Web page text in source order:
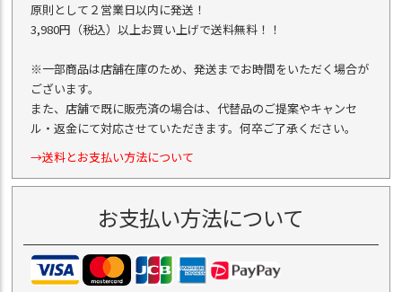
原則として２営業日以内に発送！
3,980円（税込）以上お買い上げで送料無料！！
※一部商品は店舗在庫のため、発送までお時間をいただく場合が
ございます。
また、店舗で既に販売済の場合は、代替品のご提案やキャンセ
ル・返金にて対応させていただきます。何卒ご了承ください。
→送料とお支払い方法について
お支払い方法について